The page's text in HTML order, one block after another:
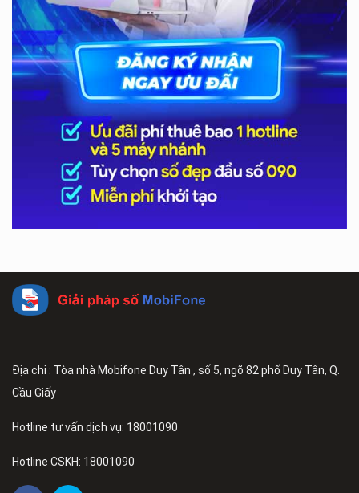
Địa chỉ : Tòa nhà Mobifone Duy Tân , số 5, ngõ 82 phố Duy Tân, Q.
Cầu Giấy
Hotline tư vấn dịch vụ: 18001090
Hotline CSKH: 18001090